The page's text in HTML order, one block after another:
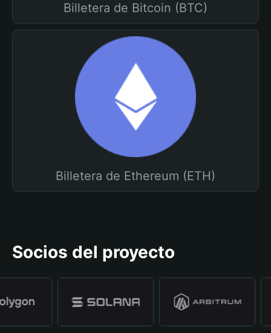
Billetera de Bitcoin (BTC)
Billetera de Ethereum (ETH)
Socios del proyecto